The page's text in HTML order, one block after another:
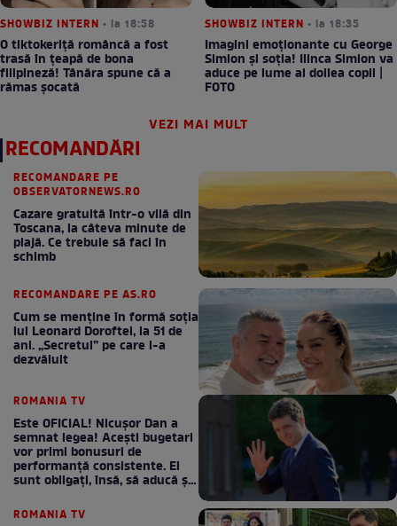
SHOWBIZ INTERN • la 18:58
O tiktokeriță româncă a fost
trasă în țeapă de bona
filipineză! Tânăra spune că a
rămas șocată
SHOWBIZ INTERN • la 18:35
Imagini emoționante cu George
Simion și soția! Ilinca Simion va
aduce pe lume al doilea copil |
FOTO
VEZI MAI MULT
RECOMANDĂRI
RECOMANDARE PE
OBSERVATORNEWS.RO
Cazare gratuită într-o vilă din
Toscana, la câteva minute de
plajă. Ce trebuie să faci în
schimb
RECOMANDARE PE AS.RO
Cum se menţine în formă soţia
lui Leonard Doroftei, la 51 de
ani. „Secretul” pe care l-a
dezvăluit
ROMANIA TV
Este OFICIAL! Nicușor Dan a
semnat legea! Acești bugetari
vor primi bonusuri de
performanță consistente. Ei
sunt obligați, însă, să aducă și
ROMANIA TV